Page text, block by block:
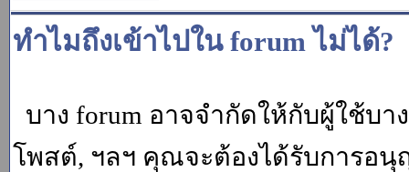
ทำไมถึงเข้าไปใน forum ไม่ได้?
บาง forum อาจจำกัดให้กับผู้ใช้บ
โพสต์, ฯลฯ คุณจะต้องได้รับการอนุ